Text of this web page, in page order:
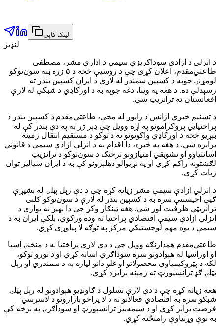
لینک کاپي
لنډیز
د انزلي د ازادې سوداګریزې سیمې د ادارې مشر، مصطفی
طاعتي‌مقدم، اعلان کړی چې د روسیې څخه د ۵ زره ټنه سون‌توکو
لومړنۍ جوپه د کسپین سمندر له لارې د ایران کسپین بندر ته
رسېدلې ده. د هغه په وینا، دغه جوپه به د اورګاډي د شبکې له لارې
افغانستان ته ترانزیټ شي.
د تسنیم خبري اژانس د راپور له مخې، طاعتي‌مقدم د کسپین بندر د
پراختیايي پروګرامونو په اړه وویل چې ډېر ژر به په دې بندر کې له
بېړیو څخه د اورګاډي واګونونو ته د توکو د مستقیم انتقال زمینه
برابره شي. د هغه په خبره، دا اقدام به د انزلي ازادې سیمې د قانوني
اسانتیاوو او تشویقي امتیازونو ترڅنګ د سون‌توکو د ترانزیټ
لګښتونه راکم کړي او په نړیوالو دهلېزونو کې به د ایران سیاليز توان
زیات کړي.
د انزلي ازادې سیمې مشر زیاته کړه چې د دې رېل پټلۍ له بشپړې
ګټې اخیستنې سره به د کسپین بندر له لارې د سون‌توکو کلنی
ترانزیټي ظرفیت لوړ شي. هغه ټینګار وکړ چې دا بهیر نه یوازې د
انزلي ازادې سیمې اقتصادي پراختیا ته وده ورکوي، بلکې ایران به د
سیمې د یوه مهم لوجستیکي مرکز په توګه لا پیاوړی کړي.
طاعتي‌مقدم همدارنګه وویل چې د دې لارې پراختیا به د منځنۍ اسیا
او اوراسیا له هېوادونو سره سوداګري اسانه کړي او د نورو توکو،
لکه د پټروکیمیاوي محصولاتو او غلو دانو لپاره به د سمندري او رېل
پټلۍ ګډ ترانسپورټ ته زمینه برابره کړي.
هغه زیاته کړه چې د دې لارې نښلول د ګاونډیو هېوادونو له رېل پټلۍ
شبکو سره به اقتصادي فعالانو ته د لا پراخو بازارونو د لاسرسي
فرصت برابر کړي او د سیمه‌ییز ترانسپورټ او سوداګرۍ په برخه کې
به نوې وړتیاوې رامنځته کړي.